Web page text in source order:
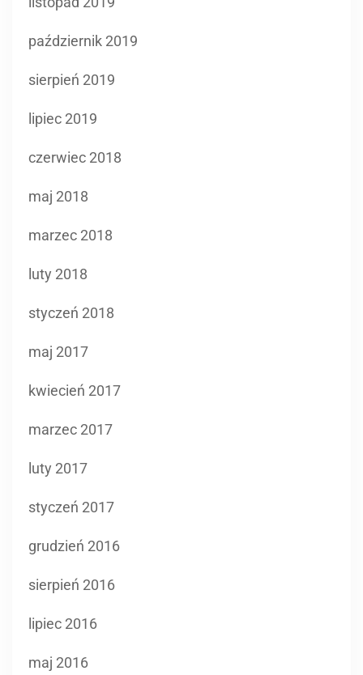
październik 2019
sierpień 2019
lipiec 2019
czerwiec 2018
maj 2018
marzec 2018
luty 2018
styczeń 2018
maj 2017
kwiecień 2017
marzec 2017
luty 2017
styczeń 2017
grudzień 2016
sierpień 2016
lipiec 2016
maj 2016